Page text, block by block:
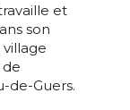
et
son
de-Guers.